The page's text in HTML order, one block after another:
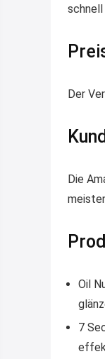
schnell
Der
Die
Oil
7